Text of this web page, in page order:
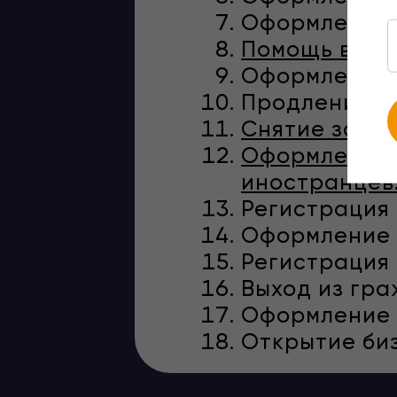
Оформление
Помощь в
Оформление
Продление
Снятие
Оформление
Оформление
Выход из
Оформление
Открытие